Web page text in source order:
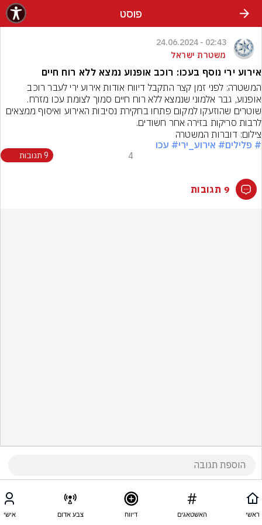
פוסט
02:43 - 24.06.2024
משטרת ישראל
אירוע ירי נוסף בעכו: רוכב אופנוע נמצא ללא רוח חיים
המשטרה: לפני זמן קצר התקבל דיווח אודות אירוע ירי לעבר רוכב
לרבות סריקות בזירה אחר חשודים.
צילום: דוברות המשטרה
# פלילים# אירוע_ירי# עכו
4 9 תגובות
9 תגובות
ראשי האשטאגים דיווח צבע אדום אישי